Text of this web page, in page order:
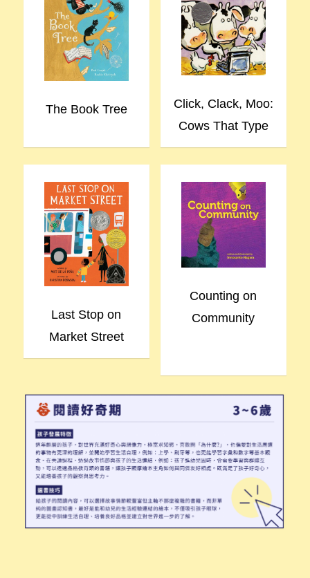
The Book Tree
Click, Clack, Moo:
Cows That Type
Last Stop on
Market Street
Counting on
Community